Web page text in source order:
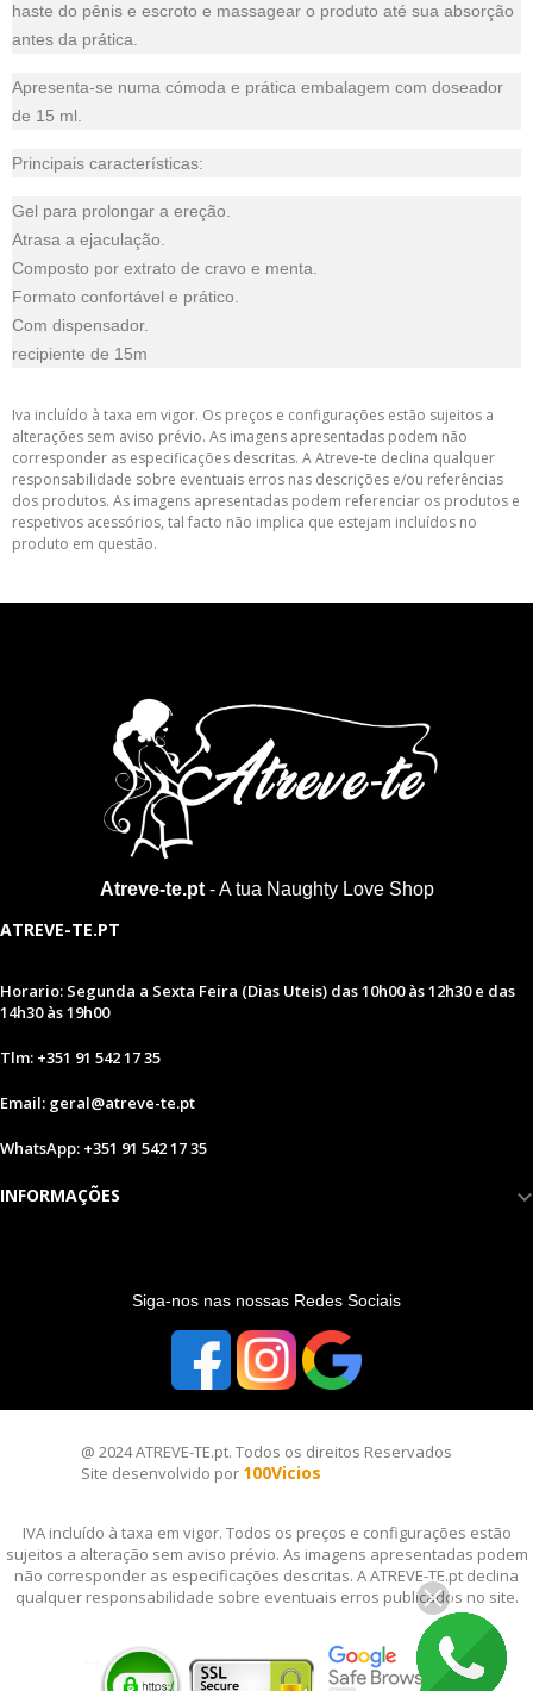
haste do pênis e escroto e massagear o produto até sua absorção
antes da prática.
Apresenta-se numa cómoda e prática embalagem com doseador
de 15 ml.
Principais características:
Gel para prolongar a ereção.
Atrasa a ejaculação.
Composto por extrato de cravo e menta.
Formato confortável e prático.
Com dispensador.
recipiente de 15m
Iva incluído à taxa em vigor. Os preços e configurações estão sujeitos a
alterações sem aviso prévio. As imagens apresentadas podem não
corresponder as especificações descritas. A Atreve-te declina qualquer
responsabilidade sobre eventuais erros nas descrições e/ou referências
dos produtos. As imagens apresentadas podem referenciar os produtos e
respetivos acessórios, tal facto não implica que estejam incluídos no
produto em questão.
Atreve-te.pt- A tua Naughty Love Shop
ATREVE-TE.PT
Horario: Segunda a Sexta Feira (Dias Uteis) das 10h00 às 12h30 e das
14h30 às 19h00
Tlm: +351 91 542 17 35
Email: geral@atreve-te.pt
WhatsApp: +351 91 542 17 35
INFORMAÇÕES
Siga-nos nas nossas Redes Sociais
@ 2024 ATREVE-TE.pt. Todos os direitos Reservados
Site desenvolvido por 100Vicios
IVA incluído à taxa em vigor. Todos os preços e configurações estão
sujeitos a alteração sem aviso prévio. As imagens apresentadas podem
não corresponder as especificações descritas. A ATREVE-TE.pt declina
qualquer responsabilidade sobre eventuais erros publicados no site.